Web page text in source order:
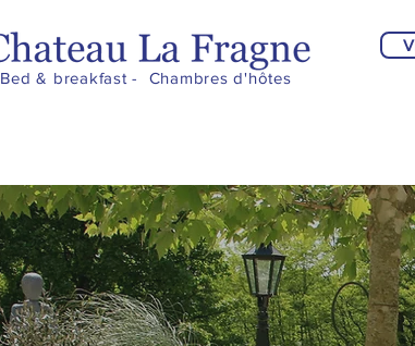
Bed & breakfast - Chambres d'hôtes